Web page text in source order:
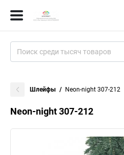
Шлейфы Neon-night 307-212
Neon-night 307-212